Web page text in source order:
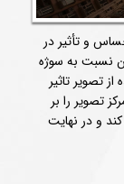
و تأثیر در
نسبت به سوژه
تصویر تاثیر
تصویر را بر
و در نهایت